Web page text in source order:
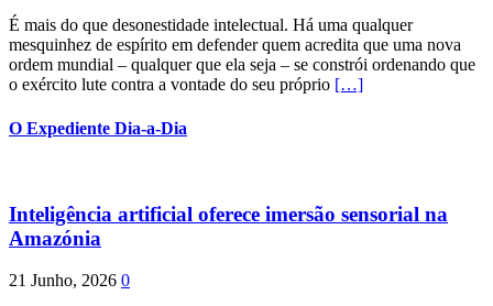
É mais do que desonestidade intelectual. Há uma qualquer
mesquinhez de espírito em defender quem acredita que uma nova
ordem mundial – qualquer que ela seja – se constrói ordenando que
o exército lute contra a vontade do seu próprio […]
O Expediente Dia-a-Dia
Inteligência artificial oferece imersão sensorial na
Amazónia
21 Junho, 2026 0